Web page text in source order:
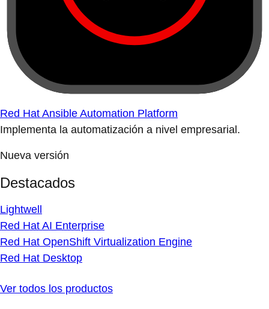
Red Hat Ansible Automation Platform
Implementa la automatización a nivel empresarial.
Nueva versión
Destacados
Lightwell
Red Hat AI Enterprise
Red Hat OpenShift Virtualization Engine
Red Hat Desktop
Ver todos los productos